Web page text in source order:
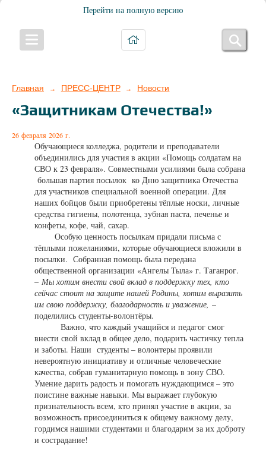
Перейти на полную версию
Главная → ПРЕСС-ЦЕНТР → Новости
«Защитникам Отечества!»
26 февраля 2026 г.
Обучающиеся колледжа, родители и преподаватели
объединились для участия в акции «Помощь солдатам на
СВО к 23 февраля». Совместными усилиями была собрана
большая партия посылок ко Дню защитника Отечества
для участников специальной военной операции. Для
наших бойцов были приобретены тёплые носки, личные
средства гигиены, полотенца, зубная паста, печенье и
конфеты, кофе, чай, сахар.
Особую ценность посылкам придали письма с
тёплыми пожеланиями, которые обучающиеся вложили в
посылки. Собранная помощь была передана
общественной организации «Ангелы Тыла» г. Таганрог.
– Мы хотим внести свой вклад в поддержку тех, кто
сейчас стоит на защите нашей Родины, хотим выразить
им свою поддержку, благодарность и уважение, –
поделились студенты-волонтёры.
Важно, что каждый учащийся и педагог смог
внести свой вклад в общее дело, подарить частичку тепла
и заботы. Наши студенты – волонтеры проявили
невероятную инициативу и отличные человеческие
качества, собрав гуманитарную помощь в зону СВО.
Умение дарить радость и помогать нуждающимся – это
поистине важные навыки. Мы выражает глубокую
признательность всем, кто принял участие в акции, за
возможность присоединиться к общему важному делу,
гордимся нашими студентами и благодарим за их доброту
и сострадание!